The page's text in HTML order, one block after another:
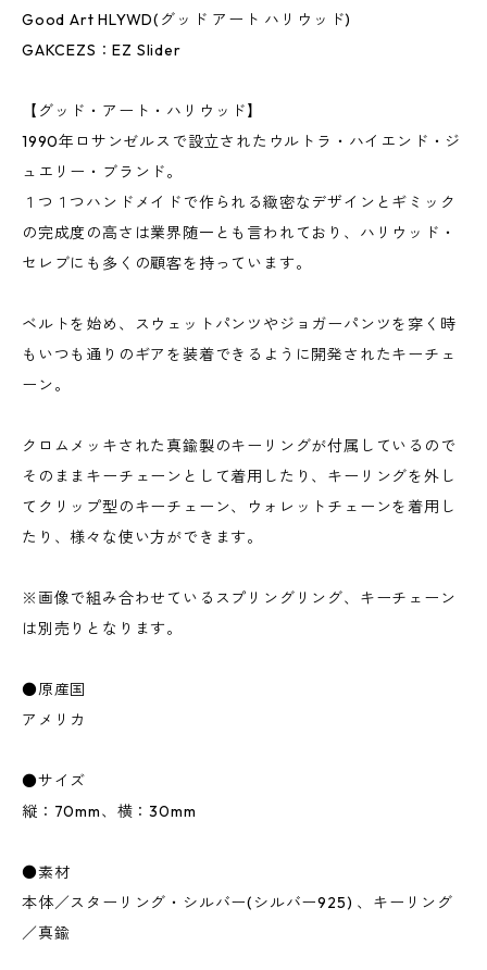
Good Art HLYWD(グッド アート ハリウッド)
GAKCEZS：EZ Slider
【グッド・アート・ハリウッド】
1990年ロサンゼルスで設立されたウルトラ・ハイエンド・ジ
ュエリー・ブランド。
１つ１つハンドメイドで作られる緻密なデザインとギミック
の完成度の高さは業界随一とも言われており、ハリウッド・
セレブにも多くの顧客を持っています。
ベルトを始め、スウェットパンツやジョガーパンツを穿く時
もいつも通りのギアを装着できるように開発されたキーチェ
ーン。
クロムメッキされた真鍮製のキーリングが付属しているので
そのままキーチェーンとして着用したり、キーリングを外し
てクリップ型のキーチェーン、ウォレットチェーンを着用し
たり、様々な使い方ができます。
※画像で組み合わせているスプリングリング、キーチェーン
は別売りとなります。
●原産国
アメリカ
●サイズ
縦：70mm、横：30mm
●素材
本体／スターリング・シルバー(シルバー925) 、キーリング
／真鍮